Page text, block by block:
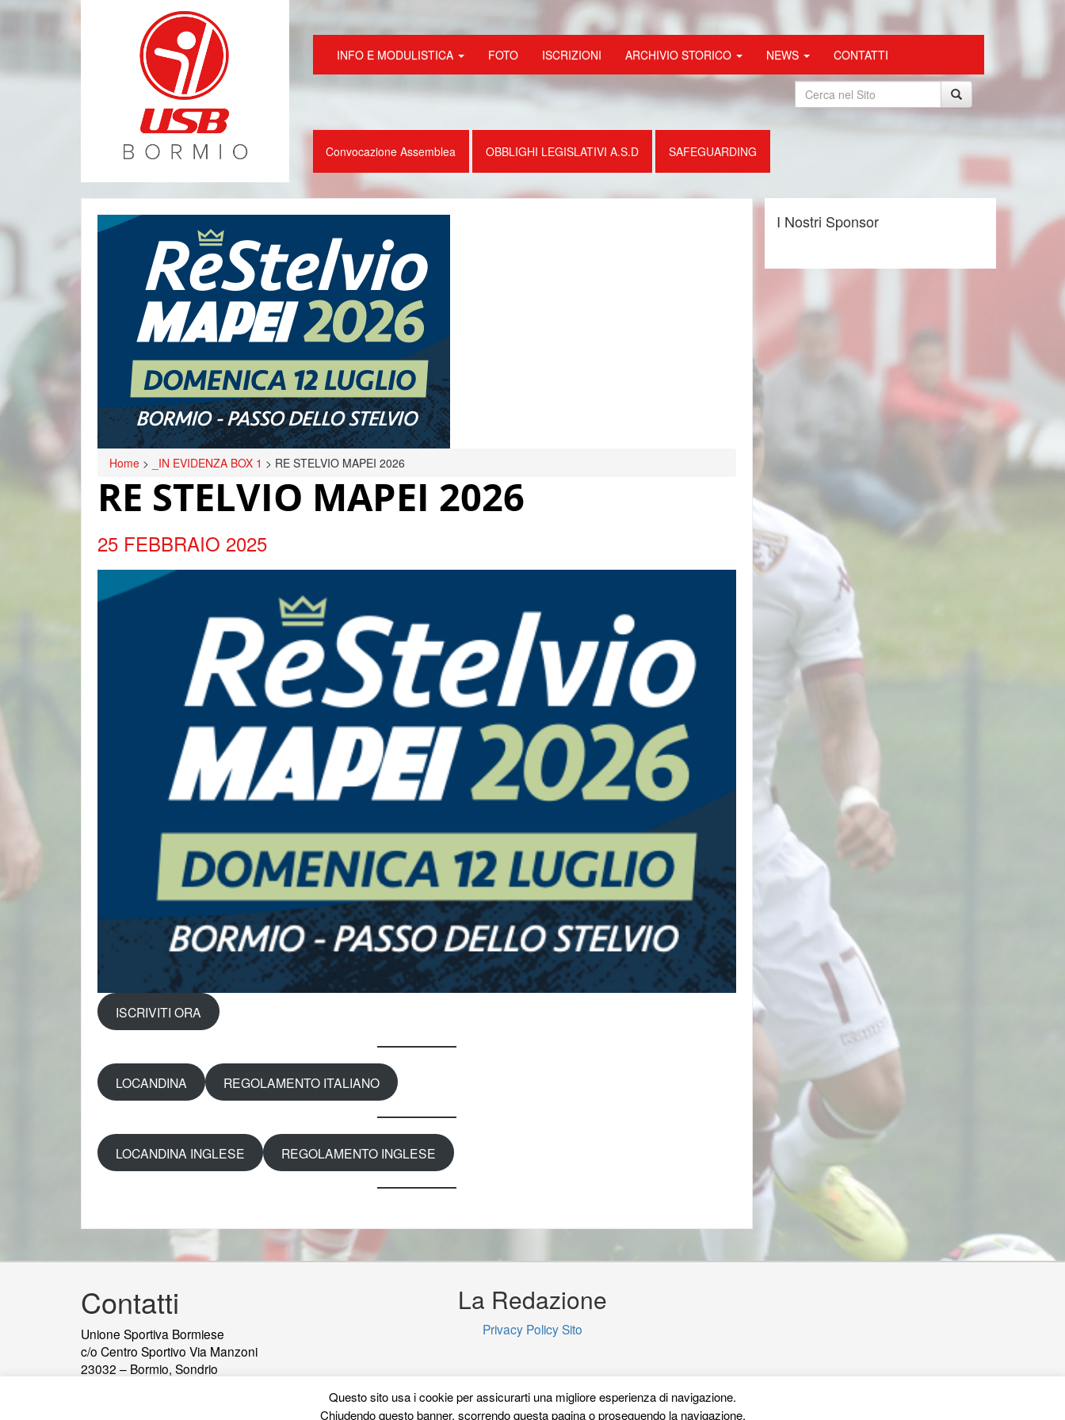
INFO E MODULISTICA FOTO ISCRIZIONI ARCHIVIO STORICO NEWS CONTATTI
Convocazione Assemblea OBBLIGHI LEGISLATIVI A.S.D SAFEGUARDING
Home > _IN EVIDENZA BOX 1 > RE STELVIO MAPEI 2026
RE STELVIO MAPEI 2026
25 FEBBRAIO 2025
ISCRIVITI ORA
LOCANDINA REGOLAMENTO ITALIANO
LOCANDINA INGLESE REGOLAMENTO INGLESE
I Nostri Sponsor
Contatti
Unione Sportiva Bormiese
c/o Centro Sportivo Via Manzoni
23032 – Bormio, Sondrio
La Redazione
Privacy Policy Sito
Questo sito usa i cookie per assicurarti una migliore esperienza di navigazione.
Chiudendo questo banner, scorrendo questa pagina o proseguendo la navigazione,